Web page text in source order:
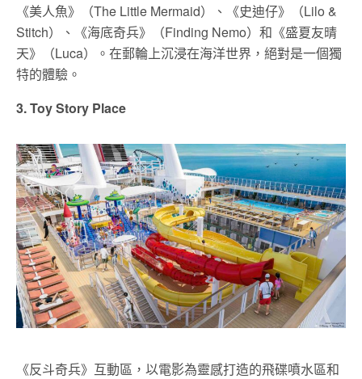
《美人魚》（The Little Mermaid）、《史迪仔》（Lilo &
Stitch）、《海底奇兵》（Finding Nemo）和《盛夏友晴
天》（Luca）。在郵輪上沉浸在海洋世界，絕對是一個獨
特的體驗。
3. Toy Story Place
《反斗奇兵》互動區，以電影為靈感打造的飛碟噴水區和